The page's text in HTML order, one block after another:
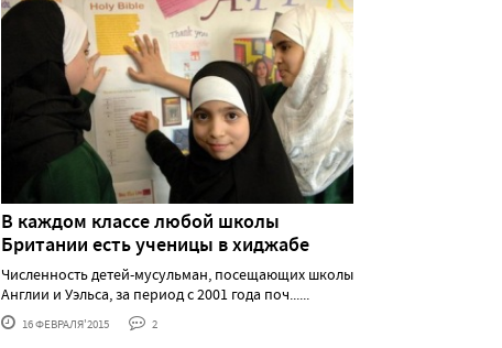
В каждом классе любой школы
Британии есть ученицы в хиджабе
Численность детей-мусульман, посещающих школы
Англии и Уэльса, за период с 2001 года поч......
16 ФЕВРАЛЯ'2015 2